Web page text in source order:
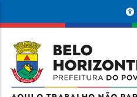
conteúdo
principal
da
Prefeitura
de